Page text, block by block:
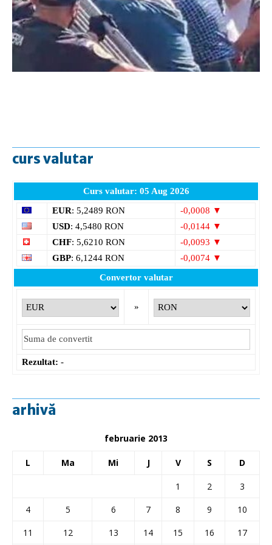
curs valutar
Curs valutar: 05 Aug 2026
EUR: 5,2489 RON
-0,0008 ▼
USD: 4,5480 RON
-0,0144 ▼
CHF: 5,6210 RON
-0,0093 ▼
GBP: 6,1244 RON
-0,0074 ▼
Convertor valutar
»
Rezultat: -
arhivă
februarie 2013
L Ma Mi J V S D
1 2
3
4
5 6 7 8 9
10
11
12 13 14 15 16
17